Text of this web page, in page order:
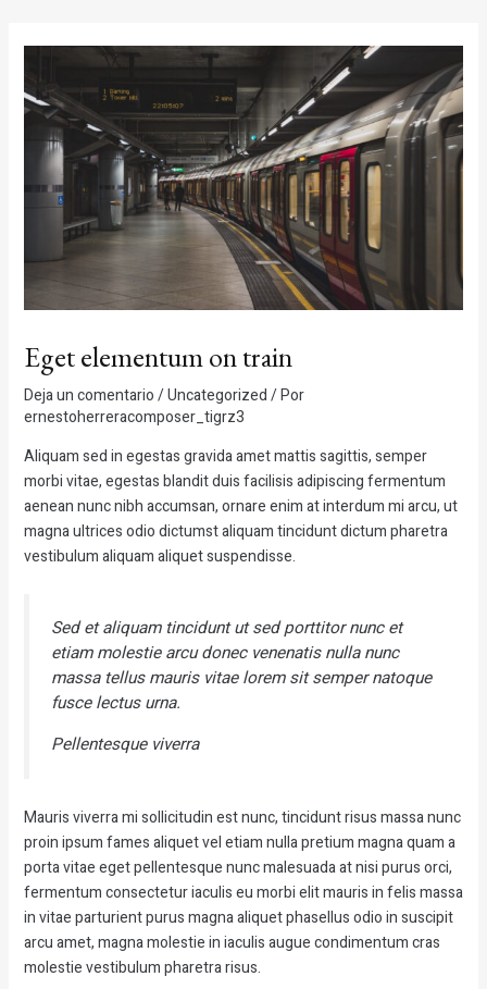
Eget elementum on train
Deja un comentario/Uncategorized/ Por
ernestoherreracomposer_tigrz3
Aliquam sed in egestas gravida amet mattis sagittis, semper
morbi vitae, egestas blandit duis facilisis adipiscing fermentum
aenean nunc nibh accumsan, ornare enim at interdum mi arcu, ut
magna ultrices odio dictumst aliquam tincidunt dictum pharetra
vestibulum aliquam aliquet suspendisse.
Sed et aliquam tincidunt ut sed porttitor nunc et
etiam molestie arcu donec venenatis nulla nunc
massa tellus mauris vitae lorem sit semper natoque
fusce lectus urna.
Pellentesque viverra
Mauris viverra mi sollicitudin est nunc, tincidunt risus massa nunc
proin ipsum fames aliquet vel etiam nulla pretium magna quam a
porta vitae eget pellentesque nunc malesuada at nisi purus orci,
fermentum consectetur iaculis eu morbi elit mauris in felis massa
in vitae parturient purus magna aliquet phasellus odio in suscipit
arcu amet, magna molestie in iaculis augue condimentum cras
molestie vestibulum pharetra risus.